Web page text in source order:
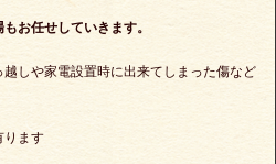
お任せしていきます。
しや家電設置時に出来てしまった傷など
ります